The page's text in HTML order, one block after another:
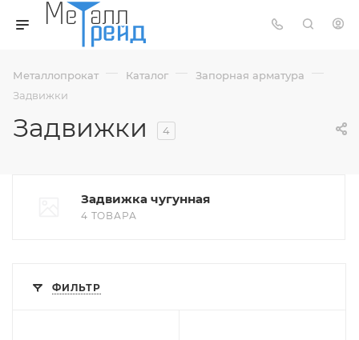
Металлопрокат — Каталог — Запорная арматура —
Задвижки
Задвижки 4
Задвижка чугунная
4 ТОВАРА
ФИЛЬТР